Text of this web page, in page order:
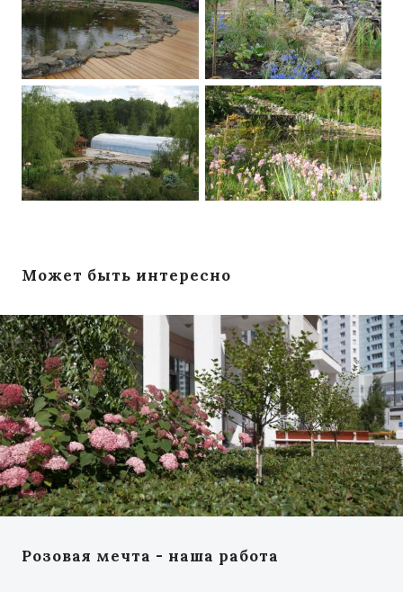
Может быть интересно
Розовая мечта - наша работа